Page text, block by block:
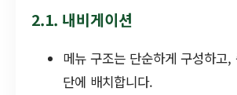
2.1. 내비게이션
메뉴 구조는 단순하게 구성하고
단에 배치합니다.